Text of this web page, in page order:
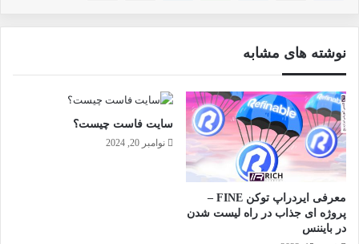
نوشته های مشابه
معرفی ایردراپ توکن FINE –
پروژه ای جذاب در راه لیست شدن
در بایننس
سایت فاست چیست؟
نوامبر 20, 2024